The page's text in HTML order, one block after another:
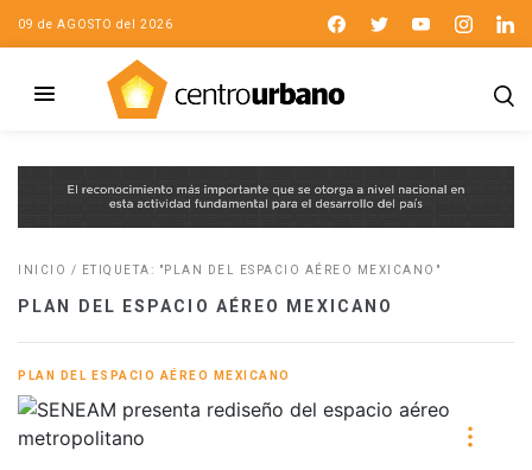
09 de AGOSTO del 2026
INICIO / ETIQUETA: "PLAN DEL ESPACIO AÉREO MEXICANO"
PLAN DEL ESPACIO AÉREO MEXICANO
PLAN DEL ESPACIO AÉREO MEXICANO